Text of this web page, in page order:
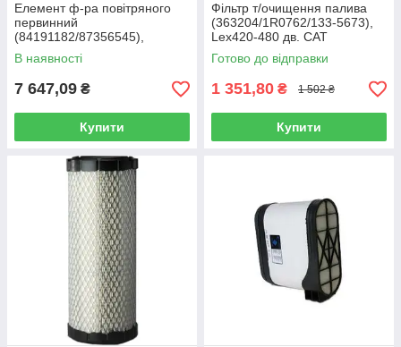
Елемент ф-ра повітряного
первинний
(84191182/87356545),
MX340/T8390 (Baldwin)
В наявності
7 647,09 ₴
Купити
Фільтр т/очищення палива
(363204/1R0762/133-5673),
Lex420-480 дв. CAT
(Donaldson)
Готово до відправки
1 351,80 ₴ 1 502 ₴
Купити